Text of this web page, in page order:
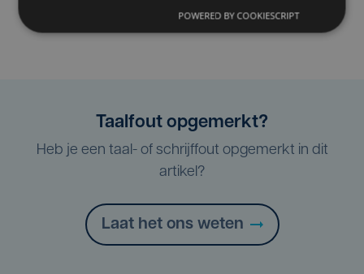
Taalfout opgemerkt?
Heb je een taal- of schrijffout opgemerkt in dit
artikel?
Laat het ons weten
POWERED BY COOKIESCRIPT